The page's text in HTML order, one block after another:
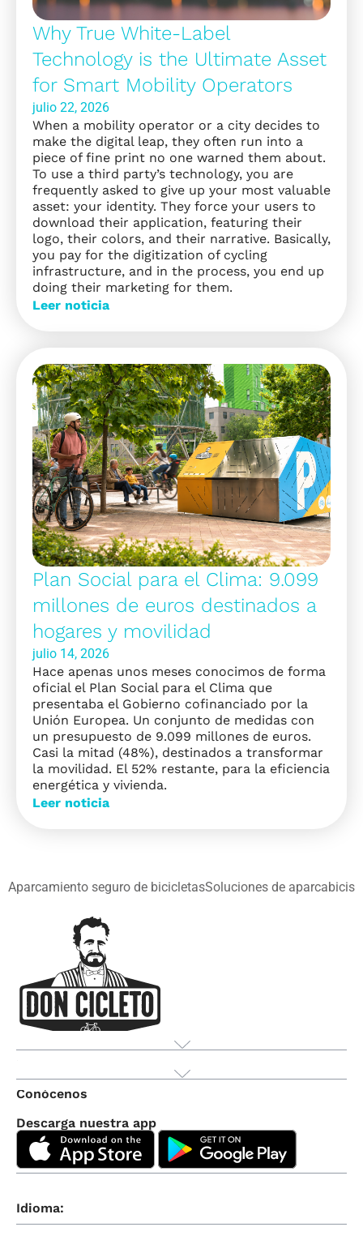
Why True White-Label
Technology is the Ultimate Asset
for Smart Mobility Operators
julio 22, 2026
When a mobility operator or a city decides to
make the digital leap, they often run into a
piece of fine print no one warned them about.
To use a third party’s technology, you are
frequently asked to give up your most valuable
asset: your identity. They force your users to
download their application, featuring their
logo, their colors, and their narrative. Basically,
you pay for the digitization of cycling
infrastructure, and in the process, you end up
doing their marketing for them.
Leer noticia
Plan Social para el Clima: 9.099
millones de euros destinados a
hogares y movilidad
julio 14, 2026
Hace apenas unos meses conocimos de forma
oficial el Plan Social para el Clima que
presentaba el Gobierno cofinanciado por la
Unión Europea. Un conjunto de medidas con
un presupuesto de 9.099 millones de euros.
Casi la mitad (48%), destinados a transformar
la movilidad. El 52% restante, para la eficiencia
energética y vivienda.
Leer noticia
Aparcamiento seguro de bicicletasSoluciones de aparcabicis
Conócenos
Descarga nuestra app
Idioma: